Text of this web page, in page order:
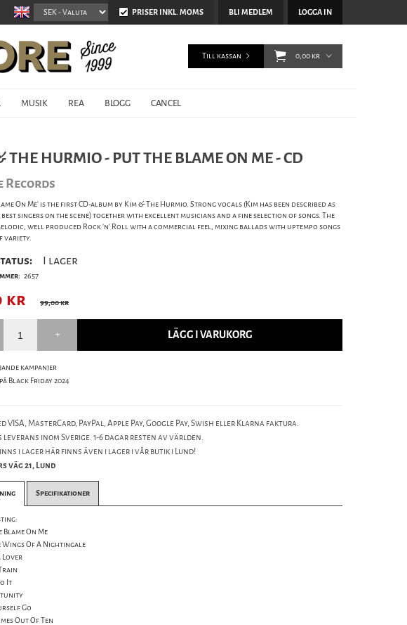
BLI MEDLEM LOGGA IN
PRISER INKL. MOMS
MUSIK REA BLOGG CANCEL
Till kassan 0,00 kr
THE HURMIO - PUT THE BLAME ON ME - CD
Records
On Me' is the first CD-album by Kim & The Hurmio. Strong vocals (Kim has been described as
singers on the scene) together with excellent musicians and a fine selection of songs. The
well produced Rock 'n' Roll with a commercial feel, mixing ballads with uptempo songs
variety.
I lager
2657
kr 99,00 kr
LÄGG I VARUKORG
kampanjer
Black Friday 2024
VISA, MasterCard, PayPal, Apple Pay, Google Pay, Swish eller Klarna faktura.
leverans inom Sverige. 1-6 dagar resten av världen.
i lager här finns även i lager i vår butik i Lund!
väg 21, Lund
Specifikationer
Blame On Me
Wings Of A Nightingale
Lover
It
Go
Out Of Ten